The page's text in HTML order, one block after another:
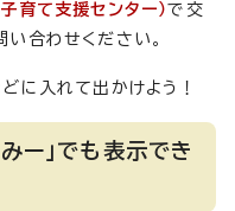
育て支援センター）で交
い合わせください。
に入れて出かけよう！
ー」でも表示でき